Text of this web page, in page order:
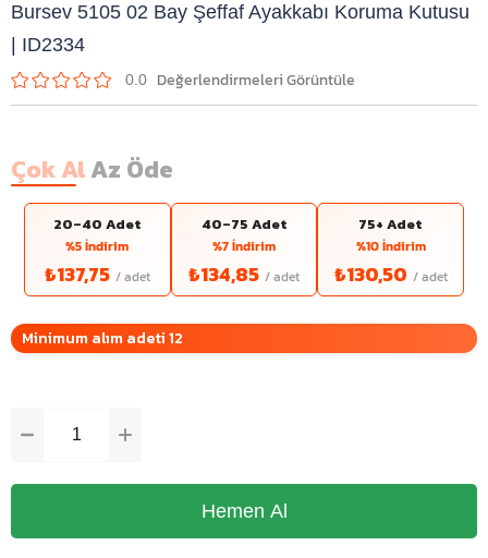
Bursev 5105 02 Bay Şeffaf Ayakkabı Koruma Kutusu
| ID2334
0.0
Çok AlAz Öde
20–40 Adet
%5 İndirim
₺137,75
40–75 Adet
%7 İndirim
₺134,85
75+ Adet
%10 İndirim
₺130,50
Minimum alım adeti 12